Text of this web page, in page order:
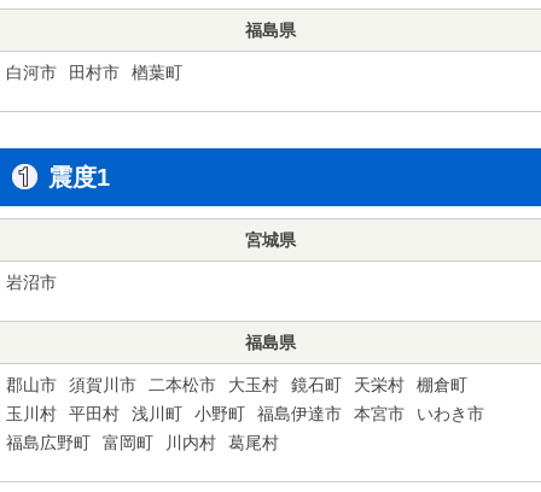
福島県
白河市 田村市 楢葉町
震度1
宮城県
岩沼市
福島県
郡山市 須賀川市 二本松市 大玉村 鏡石町 天栄村
棚倉町
玉川村
平田村 浅川町 小野町 福島伊達市 本宮市
いわき市
福島広野町
富岡町 川内村 葛尾村